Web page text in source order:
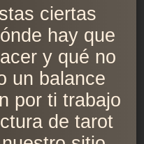
ciertas
hay que
y qué no
un balance
por ti trabajo
de tarot